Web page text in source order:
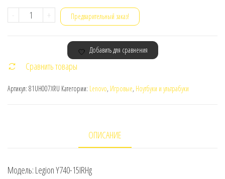
-
Количество
Lenovo
Legion
+ Предварительный заказ!
Добавить для сравнения
Сравнить товары
Артикул: 81UH007XRU Категории: Lenovo, Игровые, Ноутбуки и ультрабуки
ОПИСАНИЕ
Модель: Legion Y740-15IRHg